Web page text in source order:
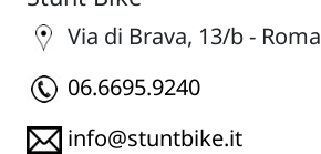
Via di Brava, 13/b - Roma
06.6695.9240
info@stuntbike.it